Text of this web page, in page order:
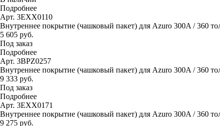
Подробнее
Арт. 3EXX0110
Внутреннее покрытие (чашковый пакет) для Azuro 300A / 360
5 605 руб.
Под заказ
Подробнее
Арт. 3BPZ0257
Внутреннее покрытие (чашковый пакет) для Azuro 300A / 360
9 333 руб.
Под заказ
Подробнее
Арт. 3EXX0171
Внутреннее покрытие (чашковый пакет) для Azuro 300A / 360
9 275 руб.